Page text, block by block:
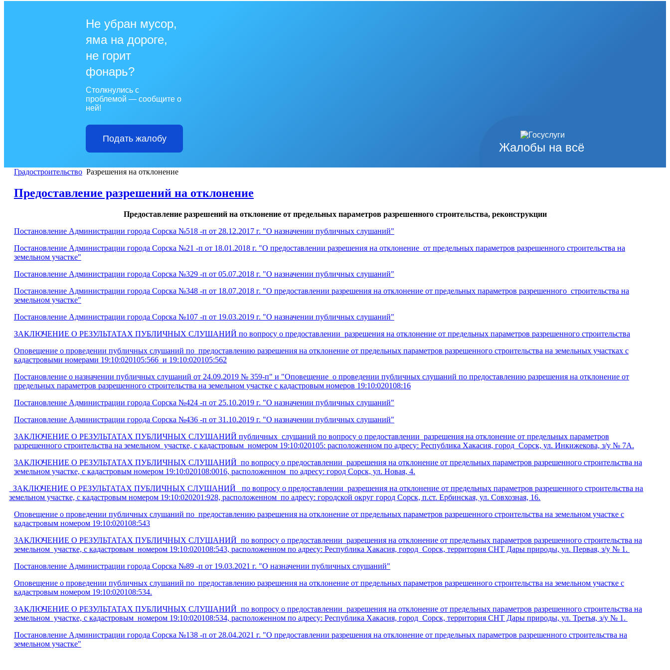
Жалобы на всё
Не убран мусор,
яма на дороге,
не горит
фонарь?
Столкнулись с
проблемой — сообщите о
ней!
Подать жалобу
Градостроительство Разрешения на отклонение
Предоставление разрешений на отклонение
Предоставление разрешений на отклонение от предельных параметров разрешенного строительства, реконструкции
Постановление Администрации города Сорска №518 -п от 28.12.2017 г. "О назначении публичных слушаний"
Постановление Администрации города Сорска №21 -п от 18.01.2018 г. "О предоставлении разрешения на отклонение от предельных параметров разрешенного строительства на
земельном участке"
Постановление Администрации города Сорска №329 -п от 05.07.2018 г. "О назначении публичных слушаний"
Постановление Администрации города Сорска №348 -п от 18.07.2018 г. "О предоставлении разрешения на отклонение от предельных параметров разрешенного строительства на
земельном участке"
Постановление Администрации города Сорска №107 -п от 19.03.2019 г. "О назначении публичных слушаний"
ЗАКЛЮЧЕНИЕ О РЕЗУЛЬТАТАХ ПУБЛИЧНЫХ СЛУШАНИЙ по вопросу о предоставлении разрешения на отклонение от предельных параметров разрешенного строительства
Оповещение о проведении публичных слушаний по предоставлению разрешения на отклонение от предельных параметров разрешенного строительства на земельных участках с
кадастровыми номерами 19:10:020105:566 и 19:10:020105:562
Постановление о назначении публичных слушаний от 24.09.2019 № 359-п" и "Оповещение о проведении публичных слушаний по предоставлению разрешения на отклонение от
предельных параметров разрешенного строительства на земельном участке с кадастровым номеров 19:10:020108:16
Постановление Администрации города Сорска №424 -п от 25.10.2019 г. "О назначении публичных слушаний"
Постановление Администрации города Сорска №436 -п от 31.10.2019 г. "О назначении публичных слушаний"
ЗАКЛЮЧЕНИЕ О РЕЗУЛЬТАТАХ ПУБЛИЧНЫХ СЛУШАНИЙ публичных слушаний по вопросу о предоставлении разрешения на отклонение от предельных параметров
разрешенного строительства на земельном участке, с кадастровым номером 19:10:020105: расположенном по адресу: Республика Хакасия, город Сорск, ул. Инкижекова, з/у № 7А.
ЗАКЛЮЧЕНИЕ О РЕЗУЛЬТАТАХ ПУБЛИЧНЫХ СЛУШАНИЙ по вопросу о предоставлении разрешения на отклонение от предельных параметров разрешенного строительства на
земельном участке, с кадастровым номером 19:10:020108:0016, расположенном по адресу: город Сорск, ул. Новая, 4.
ЗАКЛЮЧЕНИЕ О РЕЗУЛЬТАТАХ ПУБЛИЧНЫХ СЛУШАНИЙ по вопросу о предоставлении разрешения на отклонение от предельных параметров разрешенного строительства на
земельном участке, с кадастровым номером 19:10:020201:928, расположенном по адресу: городской округ город Сорск, п.ст. Ербинская, ул. Совхозная, 16.
Оповещение о проведении публичных слушаний по предоставлению разрешения на отклонение от предельных параметров разрешенного строительства на земельном участке с
кадастровым номером 19:10:020108:543
ЗАКЛЮЧЕНИЕ О РЕЗУЛЬТАТАХ ПУБЛИЧНЫХ СЛУШАНИЙ по вопросу о предоставлении разрешения на отклонение от предельных параметров разрешенного строительства на
земельном участке, с кадастровым номером 19:10:020108:543, расположенном по адресу: Республика Хакасия, город Сорск, территория СНТ Дары природы, ул. Первая, з/у № 1.
Постановление Администрации города Сорска №89 -п от 19.03.2021 г. "О назначении публичных слушаний"
Оповещение о проведении публичных слушаний по предоставлению разрешения на отклонение от предельных параметров разрешенного строительства на земельном участке с
кадастровым номером 19:10:020108:534.
ЗАКЛЮЧЕНИЕ О РЕЗУЛЬТАТАХ ПУБЛИЧНЫХ СЛУШАНИЙ по вопросу о предоставлении разрешения на отклонение от предельных параметров разрешенного строительства на
земельном участке, с кадастровым номером 19:10:020108:534, расположенном по адресу: Республика Хакасия, город Сорск, территория СНТ Дары природы, ул. Третья, з/у № 1.
Постановление Администрации города Сорска №138 -п от 28.04.2021 г. "О предоставлении разрешения на отклонение от предельных параметров разрешенного строительства на
земельном участке"